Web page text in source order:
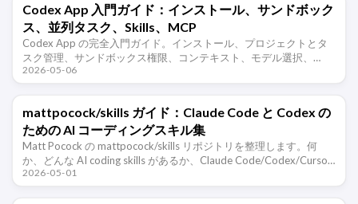
Codex App 入門ガイド：インストール、サンドボック
ス、並列タスク、Skills、MCP
Codex App の完全入門ガイド。インストール、プロジェクトとタ
スク管理、サンドボックス権限、コンテキスト、モデル選択、
Git、worktree、クラウド実行、AGENTS.md、プラグイン …
2026-05-06
mattpocock/skills ガイド：Claude Code と Codex の
ための AI コーディングスキル集
Matt Pocock の mattpocock/skills リポジトリを整理します。何
か、どんな AI coding skills があるか、Claude Code/Codex/Cursor
のど …
2026-05-01